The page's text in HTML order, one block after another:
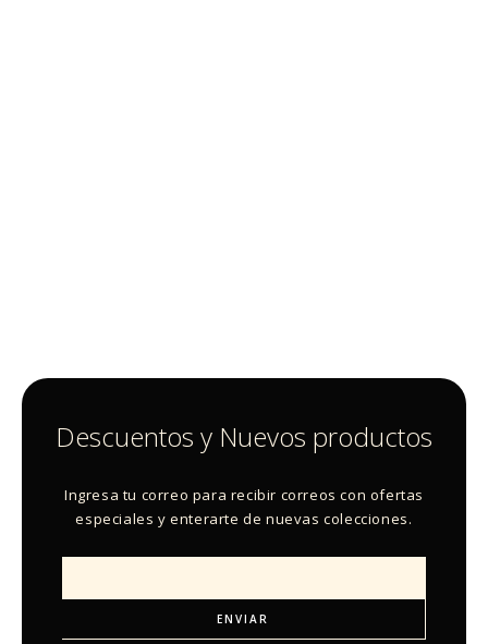
Descuentos y Nuevos productos
Ingresa tu correo para recibir correos con ofertas
especiales y enterarte de nuevas colecciones.